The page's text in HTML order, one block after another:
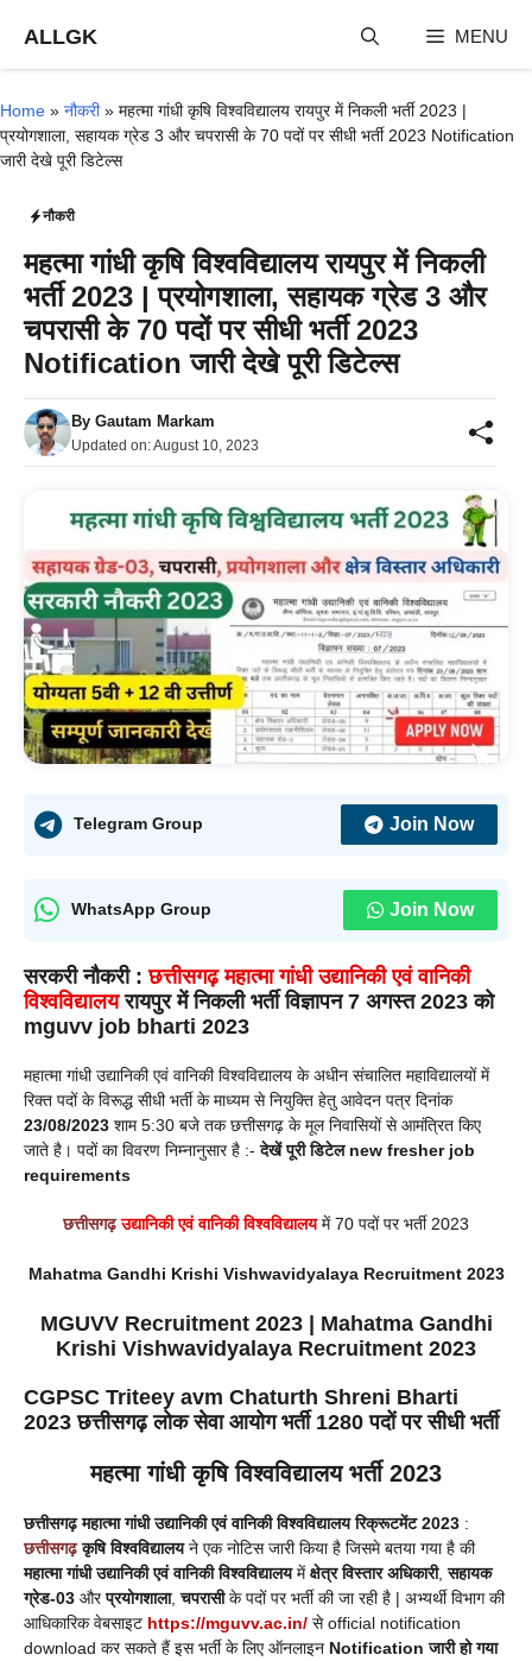
content
ALLGK MENU
Home » नौकरी» महत्मा गांधी कृषि विश्वविद्यालय रायपुर में निकली भर्ती 2023 |
प्रयोगशाला, सहायक ग्रेड 3 और चपरासी के 70 पदों पर सीधी भर्ती 2023 Notification
जारी देखे पूरी डिटेल्स
नौकरी
महत्मा गांधी कृषि विश्वविद्यालय रायपुर में निकली
भर्ती 2023 | प्रयोगशाला, सहायक ग्रेड 3 और
चपरासी के 70 पदों पर सीधी भर्ती 2023
Notification जारी देखे पूरी डिटेल्स
By Gautam Markam
Updated on:August 10, 2023
Telegram Group Join Now
WhatsApp Group Join Now
सरकरी नौकरी :छत्तीसगढ़ महात्मा गांधी उद्यानिकी एवं वानिकी
विश्वविद्यालयरायपुर में निकली भर्ती विज्ञापन 7 अगस्त 2023 को
mguvv job bharti 2023
महात्मा गांधी उद्यानिकी एवं वानिकी विश्वविद्यालय के अधीन संचालित महाविद्यालयों में
रिक्त पदों के विरूद्ध सीधी भर्ती के माध्यम से नियुक्ति हेतु आवेदन पत्र दिनांक
23/08/2023 शाम 5:30 बजे तक छत्तीसगढ़ के मूल निवासियों से आमंत्रित किए
जाते है। पदों का विवरण निम्नानुसार है :-देखें पूरी डिटेल new fresher job
requirements
छत्तीसगढ़उद्यानिकी एवं वानिकी विश्वविद्यालयमें 70 पदों पर भर्ती 2023
Mahatma Gandhi Krishi Vishwavidyalaya Recruitment 2023
MGUVV Recruitment 2023 | Mahatma Gandhi
Krishi Vishwavidyalaya Recruitment 2023
CGPSC Triteey avm Chaturth Shreni Bharti
2023 छत्तीसगढ़ लोक सेवा आयोग भर्ती 1280 पदों पर सीधी भर्ती
महत्मा गांधी कृषि विश्वविद्यालय भर्ती 2023
छत्तीसगढ़ महात्मा गांधी उद्यानिकी एवं वानिकी विश्वविद्यालयरिक्रूटमेंट 2023 :
छत्तीसगढ़कृषि विश्वविद्यालयने एक नोटिस जारी किया है जिसमे बतया गया है की
महात्मा गांधी उद्यानिकी एवं वानिकी विश्वविद्यालयमेंक्षेत्र विस्तार अधिकारी,सहायक
ग्रेड-03 औरप्रयोगशाला,चपरासी के पदों पर भर्ती की जा रही है | अभ्यर्थी विभाग की
आधिकारिक वेबसाइट https://mguvv.ac.in/ से official notification
download कर सकते हैं इस भर्ती के लिए ऑनलाइन Notification जारी हो गया